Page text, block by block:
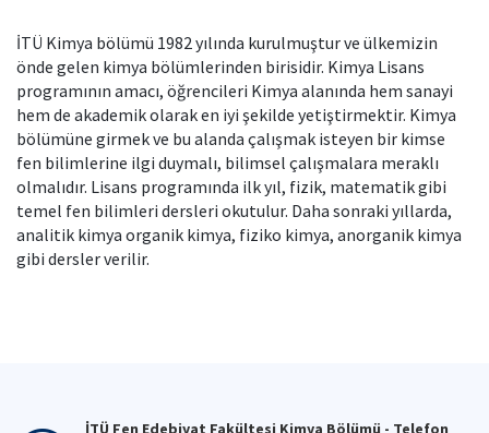
İTÜ Kimya bölümü 1982 yılında kurulmuştur ve ülkemizin
önde gelen kimya bölümlerinden birisidir. Kimya Lisans
programının amacı, öğrencileri Kimya alanında hem sanayi
hem de akademik olarak en iyi şekilde yetiştirmektir. Kimya
bölümüne girmek ve bu alanda çalışmak isteyen bir kimse
fen bilimlerine ilgi duymalı, bilimsel çalışmalara meraklı
olmalıdır. Lisans programında ilk yıl, fizik, matematik gibi
temel fen bilimleri dersleri okutulur. Daha sonraki yıllarda,
analitik kimya organik kimya, fiziko kimya, anorganik kimya
gibi dersler verilir.
İTÜ Fen Edebiyat Fakültesi Kimya Bölümü - Telefon